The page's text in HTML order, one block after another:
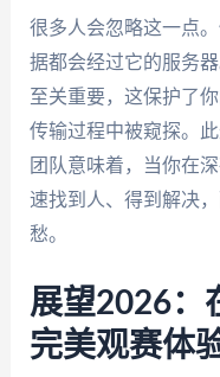
很多人会忽略这一点
据都会经过它的服务
至关重要，这保护了
传输过程中被窥探。
团队意味着，当你在
速找到人、得到解决
愁。
展望2026：
完美观赛体